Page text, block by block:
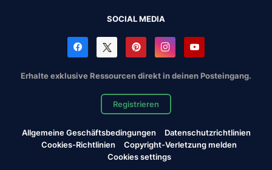
SOCIAL MEDIA
Erhalte exklusive Ressourcen direkt in deinen Posteingang.
Registrieren
Allgemeine Geschäftsbedingungen
Datenschutzrichtlinien
Cookies-Richtlinien
Copyright-Verletzung melden
Cookies settings